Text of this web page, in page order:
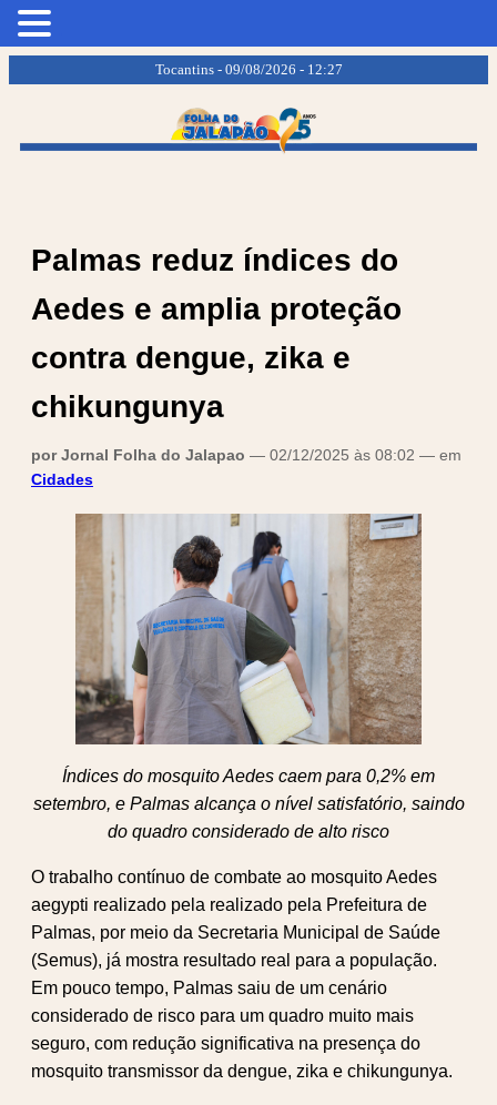
Tocantins - 09/08/2026 - 12:27
Palmas reduz índices do
Aedes e amplia proteção
contra dengue, zika e
chikungunya
por Jornal Folha do Jalapao — 02/12/2025 às 08:02 — em
Cidades
Índices do mosquito Aedes caem para 0,2% em
setembro, e Palmas alcança o nível satisfatório, saindo
do quadro considerado de alto risco
O trabalho contínuo de combate ao mosquito Aedes
aegypti realizado pela realizado pela Prefeitura de
Palmas, por meio da Secretaria Municipal de Saúde
(Semus), já mostra resultado real para a população.
Em pouco tempo, Palmas saiu de um cenário
considerado de risco para um quadro muito mais
seguro, com redução significativa na presença do
mosquito transmissor da dengue, zika e chikungunya.